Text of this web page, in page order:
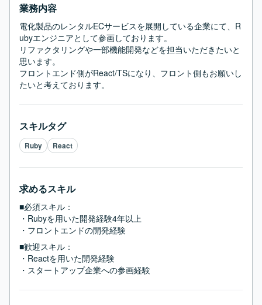
業務内容
電化製品のレンタルECサービスを展開している企業にて、R
ubyエンジニアとして参画しております。
リファクタリングや一部機能開発などを担当いただきたいと
思います。
フロントエンド側がReact/TSになり、フロント側もお願いし
たいと考えております。
スキルタグ
Ruby React
求めるスキル
■必須スキル：
・Rubyを用いた開発経験4年以上
・フロントエンドの開発経験
■歓迎スキル：
・Reactを用いた開発経験
・スタートアップ企業への参画経験